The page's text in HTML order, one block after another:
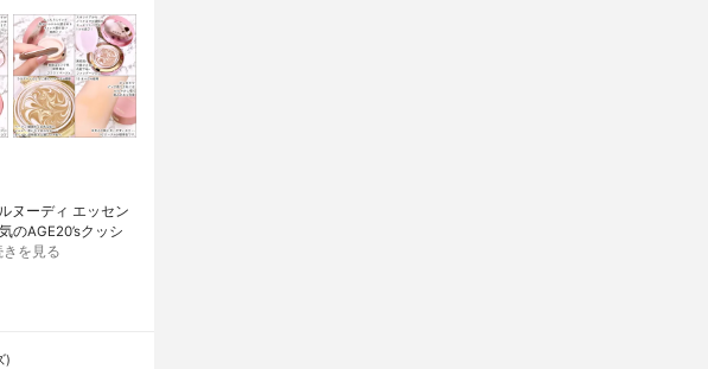
ヌーディ エッセン
のAGE20’sクッシ
きを見る
)